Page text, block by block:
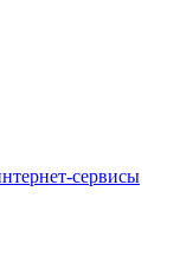
сервисы